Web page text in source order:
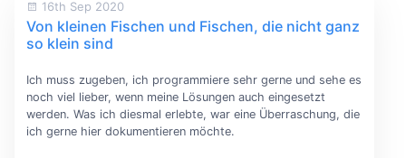
16th Sep 2020
Von kleinen Fischen und Fischen, die nicht ganz
so klein sind
Ich muss zugeben, ich programmiere sehr gerne und sehe es
noch viel lieber, wenn meine Lösungen auch eingesetzt
werden. Was ich diesmal erlebte, war eine Überraschung, die
ich gerne hier dokumentieren möchte.